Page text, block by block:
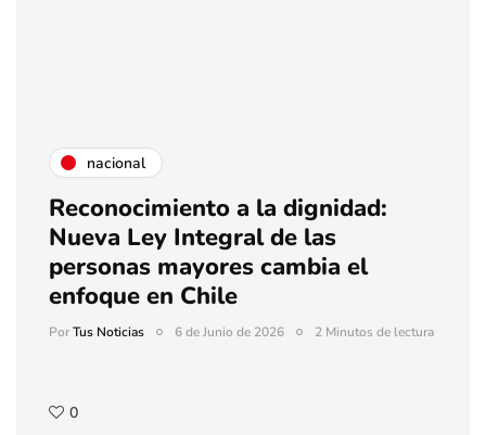
nacional
Reconocimiento a la dignidad:
Nueva Ley Integral de las
personas mayores cambia el
enfoque en Chile
PorTus Noticias 6 de Junio de 2026 2 Minutos de lectura
0